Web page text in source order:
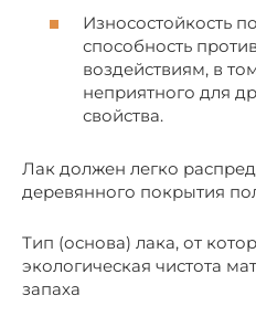
Износостойкость
способность
воздействиям, в
неприятного для
свойства.
Лак должен легко
деревянного покрытия
Тип (основа) лака, от
экологическая чистота
запаха